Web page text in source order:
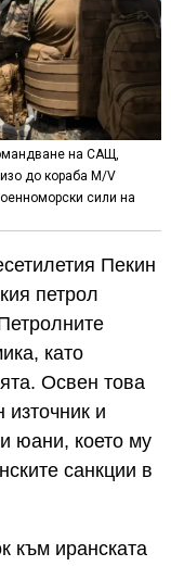
на САЩ,
до кораба M/V
сили на
Пекин
петрол
като
Освен това
източник и
юани, което му
санкции в
към иранската